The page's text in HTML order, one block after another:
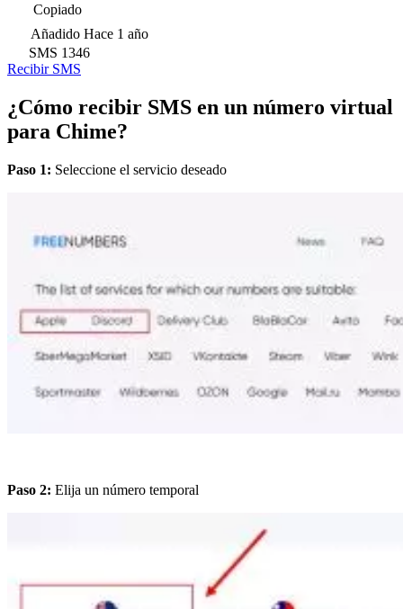
Copiado
Añadido Hace 1 año
SMS 1346
Recibir SMS
¿Cómo recibir SMS en un número virtual
para Chime?
Paso 1: Seleccione el servicio deseado
Paso 2: Elija un número temporal